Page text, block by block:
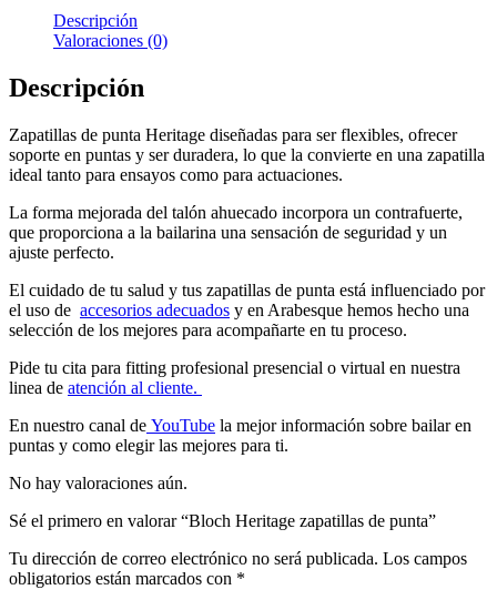
Descripción
Valoraciones (0)
Descripción
Zapatillas de punta Heritage diseñadas para ser flexibles, ofrecer
soporte en puntas y ser duradera, lo que la convierte en una zapatilla
ideal tanto para ensayos como para actuaciones.
La forma mejorada del talón ahuecado incorpora un contrafuerte,
que proporciona a la bailarina una sensación de seguridad y un
ajuste perfecto.
El cuidado de tu salud y tus zapatillas de punta está influenciado por
el uso de accesorios adecuados y en Arabesque hemos hecho una
selección de los mejores para acompañarte en tu proceso.
Pide tu cita para fitting profesional presencial o virtual en nuestra
linea de atención al cliente.
En nuestro canal de YouTube la mejor información sobre bailar en
puntas y como elegir las mejores para ti.
No hay valoraciones aún.
Sé el primero en valorar “Bloch Heritage zapatillas de punta”
Tu dirección de correo electrónico no será publicada. Los campos
obligatorios están marcados con *